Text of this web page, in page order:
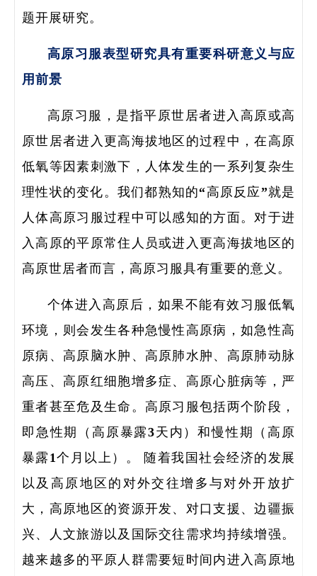
题开展研究。
高原习服表型研究具有重要科研意义与应
用前景
高原习服，是指平原世居者进入高原或高
原世居者进入更高海拔地区的过程中，在高原
低氧等因素刺激下，人体发生的一系列复杂生
理性状的变化。我们都熟知的“高原反应”就是
人体高原习服过程中可以感知的方面。对于进
入高原的平原常住人员或进入更高海拔地区的
高原世居者而言，高原习服具有重要的意义。
个体进入高原后，如果不能有效习服低氧
环境，则会发生各种急慢性高原病，如急性高
原病、高原脑水肿、高原肺水肿、高原肺动脉
高压、高原红细胞增多症、高原心脏病等，严
重者甚至危及生命。高原习服包括两个阶段，
即急性期（高原暴露3天内）和慢性期（高原
暴露1个月以上）。 随着我国社会经济的发展
以及高原地区的对外交往增多与对外开放扩
大，高原地区的资源开发、对口支援、边疆振
兴、人文旅游以及国际交往需求均持续增强。
越来越多的平原人群需要短时间内进入高原地